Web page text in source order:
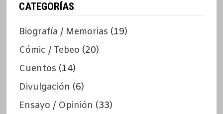
CATEGORÍAS
Biografía / Memorias (19)
Cómic / Tebeo (20)
Cuentos (14)
Divulgación (6)
Ensayo / Opinión (33)